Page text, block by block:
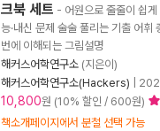
크북 세트 - 어원으로 줄줄이 쉽
능·내신 문제 술술 풀리는 기출 어휘
번에 이해되는 그림설명
해커스어학연구소 (지은이)
해커스어학연구소(Hackers)
10,800원 (10% 할인 / 600원)
책소개페이지에서 분철 선택 가능